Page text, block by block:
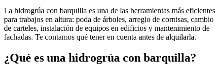
La hidrogrúa con barquilla es una de las herramientas más eficientes
para trabajos en altura: poda de árboles, arreglo de cornisas, cambio
de carteles, instalación de equipos en edificios y mantenimiento de
fachadas. Te contamos qué tener en cuenta antes de alquilarla.
¿Qué es una hidrogrúa con barquilla?